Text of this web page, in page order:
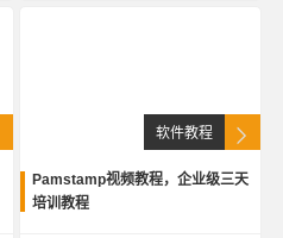
软件教程
Pamstamp视频教程，企业级三天
培训教程